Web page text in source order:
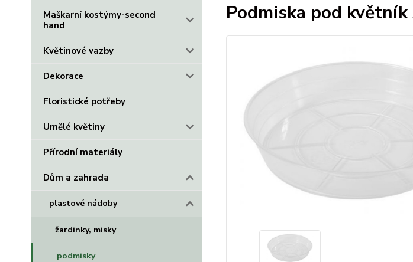
Maškarní kostýmy-second
hand
Květinové vazby
Dekorace
Floristické potřeby
Umělé květiny
Přírodní materiály
Dům a zahrada
plastové nádoby
žardinky, misky
podmisky
Podmiska pod